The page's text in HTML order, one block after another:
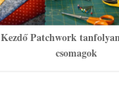
Kezdő Patchwork
csomagok